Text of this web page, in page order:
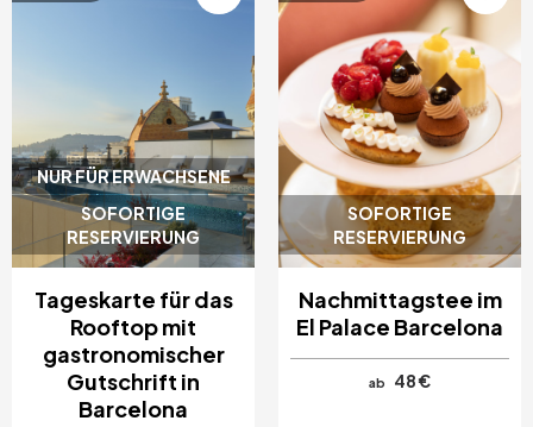
NUR FÜR ERWACHSENE
SOFORTIGE
RESERVIERUNG
Tageskarte für das
Rooftop mit
gastronomischer
Gutschrift in
Barcelona
SOFORTIGE
RESERVIERUNG
Nachmittagstee im
El Palace Barcelona
ab 48 €